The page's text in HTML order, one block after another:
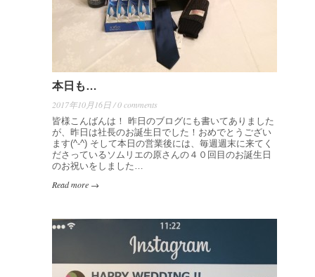
本日も…
2017年10月16日 / 0 comments
皆様こんばんは！ 昨日のブログにも書いてありました
が、昨日は社長のお誕生日でした！おめでとうござい
ます(^-^) そして本日の営業後には、毎週週末に来てく
ださっているソムリエの原さんの４０回目のお誕生日
のお祝いをしました…
Read more →